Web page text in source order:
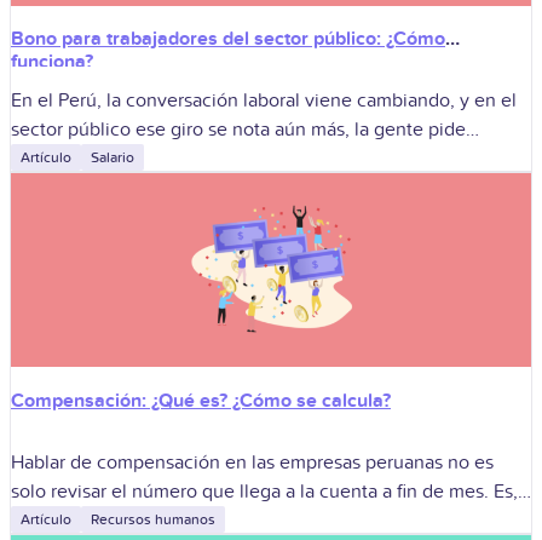
Bono para trabajadores del sector público: ¿Cómo
funciona?
En el Perú, la conversación laboral viene cambiando, y en el
sector público ese giro se nota aún más, la gente pide
estabilidad, formalidad y resultados, y el Estado busca
Artículo Salario
Compensación: ¿Qué es? ¿Cómo se calcula?
Hablar de compensación en las empresas peruanas no es
solo revisar el número que llega a la cuenta a fin de mes. Es,
en el fondo, una forma de decirle
Artículo Recursos humanos